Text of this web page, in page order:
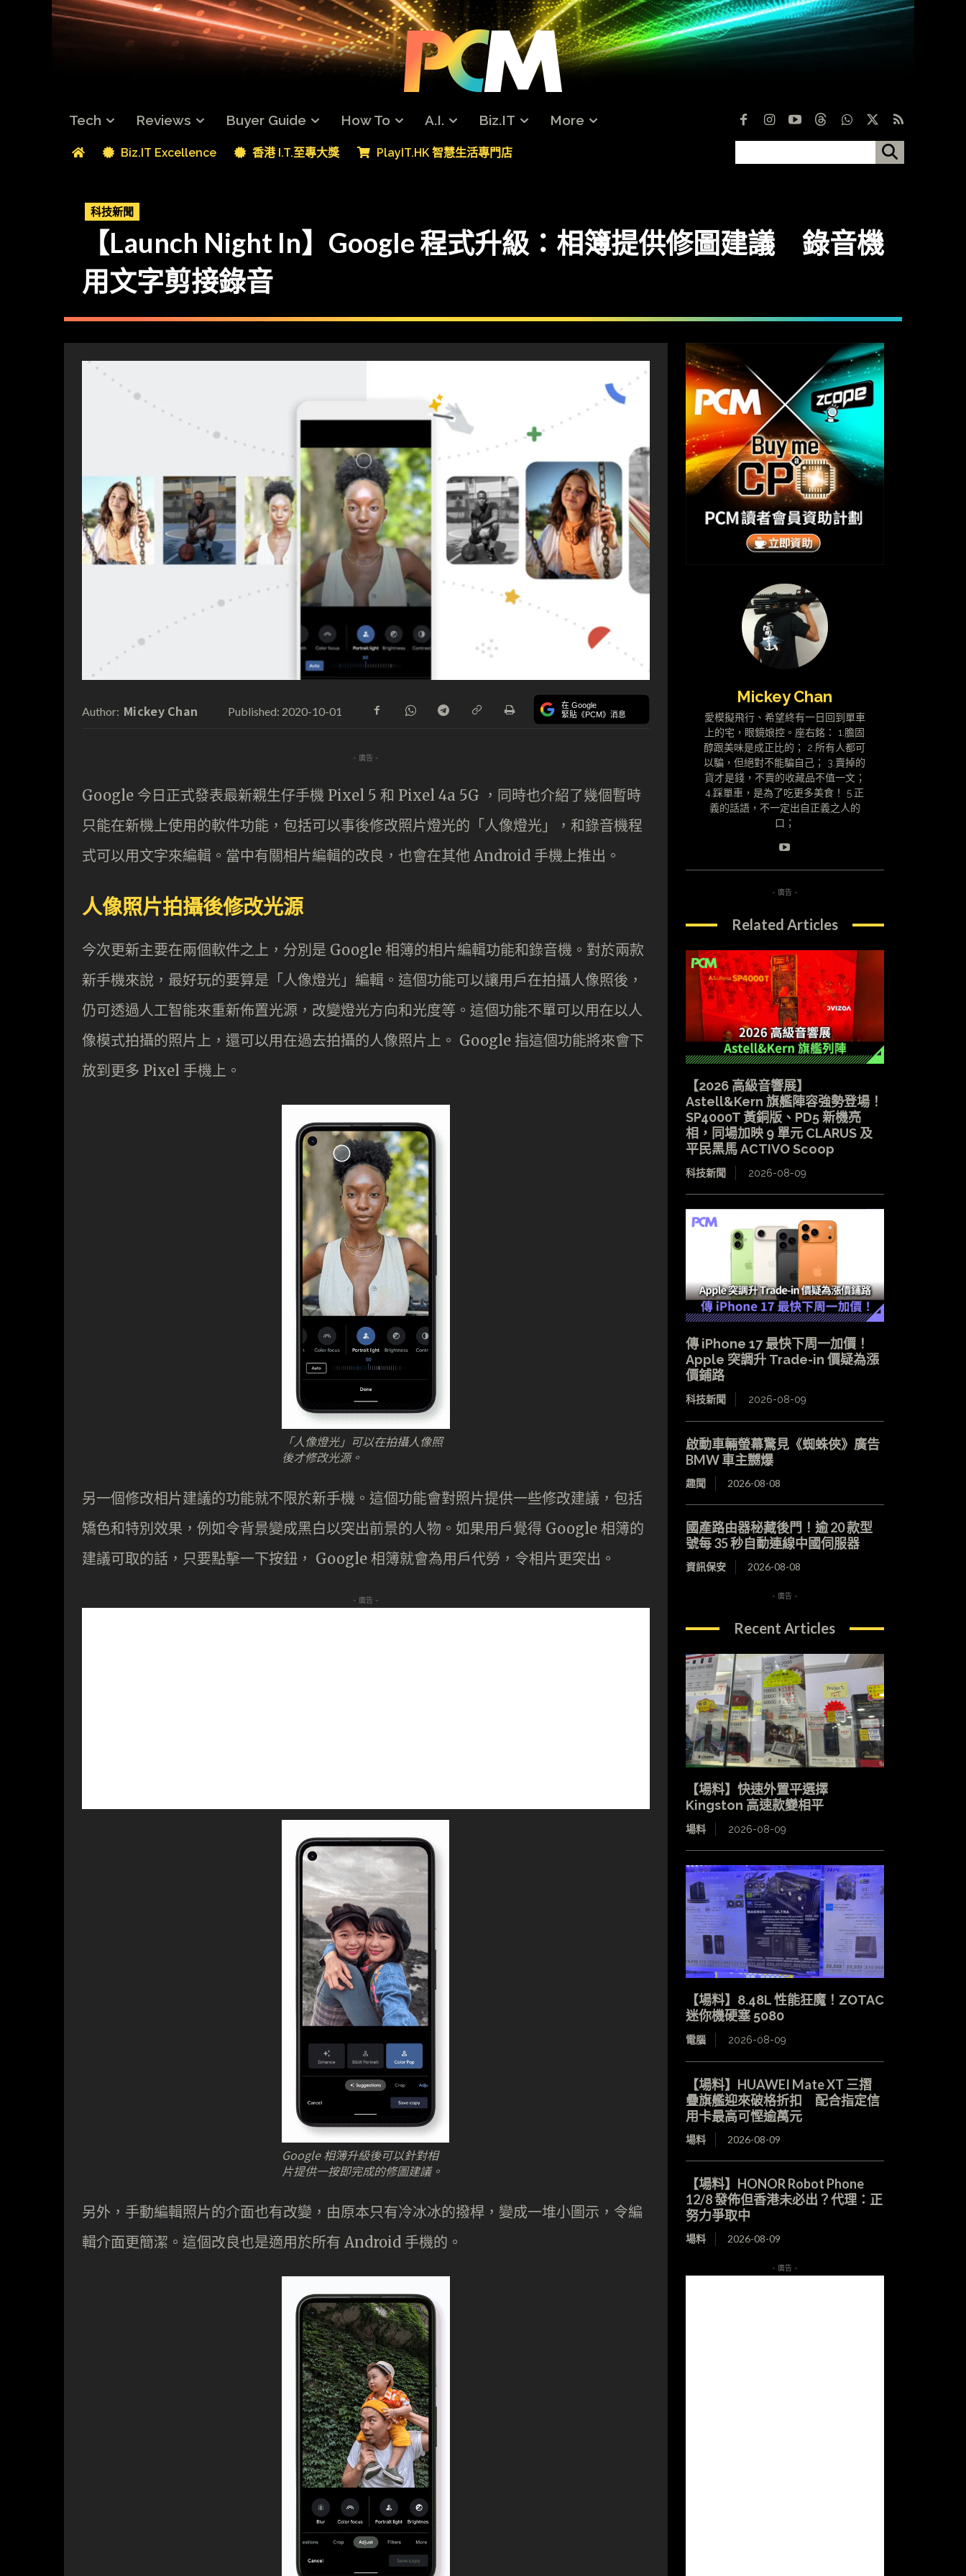
Tech Reviews Buyer Guide How To A.I. Biz.IT More
Biz.IT Excellence 香港 I.T.至專大獎 PlayIT.HK 智慧生活專門店
科技新聞
【Launch Night In】Google 程式升級：相簿提供修圖建議 錄音機
用文字剪接錄音
Author: Mickey Chan Published: 2020-10-01 在 Google
緊貼《PCM》消息
- 廣告 -
Google 今日正式發表最新親生仔手機 Pixel 5 和 Pixel 4a 5G ，同時也介紹了幾個暫時
只能在新機上使用的軟件功能，包括可以事後修改照片燈光的「人像燈光」，和錄音機程
式可以用文字來編輯。當中有關相片編輯的改良，也會在其他 Android 手機上推出。
人像照片拍攝後修改光源
今次更新主要在兩個軟件之上，分別是 Google 相簿的相片編輯功能和錄音機。對於兩款
新手機來說，最好玩的要算是「人像燈光」編輯。這個功能可以讓用戶在拍攝人像照後，
仍可透過人工智能來重新佈置光源，改變燈光方向和光度等。這個功能不單可以用在以人
像模式拍攝的照片上，還可以用在過去拍攝的人像照片上。 Google 指這個功能將來會下
放到更多 Pixel 手機上。
「人像燈光」可以在拍攝人像照
後才修改光源。
另一個修改相片建議的功能就不限於新手機。這個功能會對照片提供一些修改建議，包括
矯色和特別效果，例如令背景變成黑白以突出前景的人物。如果用戶覺得 Google 相簿的
建議可取的話，只要點擊一下按鈕， Google 相簿就會為用戶代勞，令相片更突出。
- 廣告 -
Google 相簿升級後可以針對相
片提供一按即完成的修圖建議。
另外，手動編輯照片的介面也有改變，由原本只有冷冰冰的撥桿，變成一堆小圖示，令編
輯介面更簡潔。這個改良也是適用於所有 Android 手機的。
Mickey Chan
愛模擬飛行、希望終有一日回到單車
上的宅，眼鏡娘控。座右銘： 1.膽固
醇跟美味是成正比的； 2.所有人都可
以騙，但絕對不能騙自己； 3.賣掉的
貨才是錢，不賣的收藏品不值一文；
4.踩單車，是為了吃更多美食！ 5.正
義的話語，不一定出自正義之人的
口；
- 廣告 -
Related Articles
【2026 高級音響展】
Astell&Kern 旗艦陣容強勢登場！
SP4000T 黃銅版、PD5 新機亮
相，同場加映 9 單元 CLARUS 及
平民黑馬 ACTIVO Scoop
科技新聞 2026-08-09
傳 iPhone 17 最快下周一加價！
Apple 突調升 Trade-in 價疑為漲
價鋪路
科技新聞 2026-08-09
啟動車輛螢幕驚見《蜘蛛俠》廣告
BMW 車主嬲爆
趣聞 2026-08-08
國產路由器秘藏後門！逾 20 款型
號每 35 秒自動連線中國伺服器
資訊保安 2026-08-08
- 廣告 -
Recent Articles
【場料】快速外置平選擇
Kingston 高速款變相平
場料 2026-08-09
【場料】8.48L 性能狂魔！ZOTAC
迷你機硬塞 5080
電腦 2026-08-09
【場料】HUAWEI Mate XT 三摺
疊旗艦迎來破格折扣 配合指定信
用卡最高可慳逾萬元
場料 2026-08-09
【場料】HONOR Robot Phone
12/8 發佈但香港未必出？代理：正
努力爭取中
場料 2026-08-09
- 廣告 -